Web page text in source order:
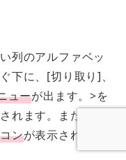
列のアルファベッ
下に、[切り取り]、
ューが出ます。>を
れます。また下部
ンが表示されます